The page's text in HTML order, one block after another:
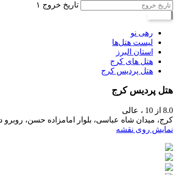
تاریخ خروج ۱
رهی نو
لیست هتل‌ها
استان البرز
هتل های کرج
هتل پردیس کرج
هتل پردیس کرج
8.0 از 10 ،
عالی
کرج، میدان شاه عباسی، بلوار امامزاده حسن،
نمایش روی نقشه